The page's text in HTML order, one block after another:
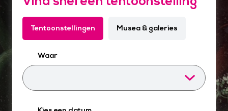
Tentoonstellingen Musea & galeries
Waar